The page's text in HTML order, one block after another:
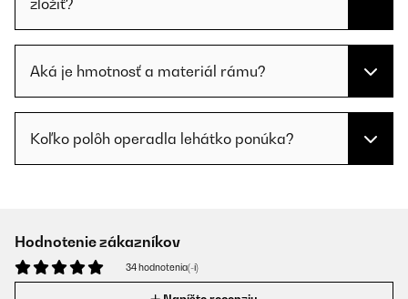
zložiť?
Aká je hmotnosť a materiál rámu?
Koľko polôh operadla lehátko ponúka?
Hodnotenie zákazníkov
34 hodnotenia(-í)